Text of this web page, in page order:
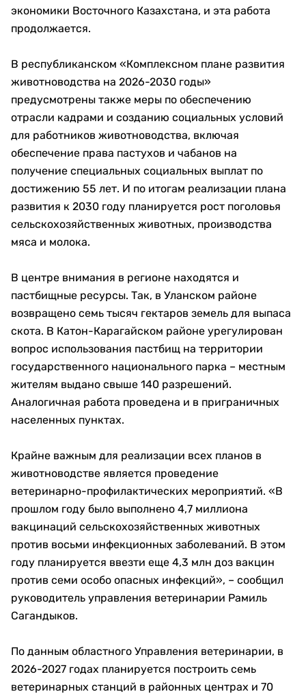
экономики Восточного Казахстана, и эта работа
продолжается.
В республиканском «Комплексном плане развития
животноводства на 2026-2030 годы»
предусмотрены также меры по обеспечению
отрасли кадрами и созданию социальных условий
для работников животноводства, включая
обеспечение права пастухов и чабанов на
получение специальных социальных выплат по
достижению 55 лет. И по итогам реализации плана
развития к 2030 году планируется рост поголовья
сельскохозяйственных животных, производства
мяса и молока.
В центре внимания в регионе находятся и
пастбищные ресурсы. Так, в Уланском районе
возвращено семь тысяч гектаров земель для выпаса
скота. В Катон-Карагайском районе урегулирован
вопрос использования пастбищ на территории
государственного национального парка – местным
жителям выдано свыше 140 разрешений.
Аналогичная работа проведена и в приграничных
населенных пунктах.
Крайне важным для реализации всех планов в
животноводстве является проведение
ветеринарно-профилактических мероприятий. «В
прошлом году было выполнено 4,7 миллиона
вакцинаций сельскохозяйственных животных
против восьми инфекционных заболеваний. В этом
году планируется ввезти еще 4,3 млн доз вакцин
против семи особо опасных инфекций», – сообщил
руководитель управления ветеринарии Рамиль
Сагандыков.
По данным областного Управления ветеринарии, в
2026-2027 годах планируется построить семь
ветеринарных станций в районных центрах и 70